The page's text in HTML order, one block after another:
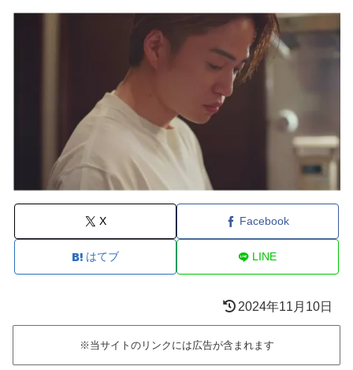
X Facebook
はてブ LINE
2024年11月10日
※当サイトのリンクには広告が含まれます